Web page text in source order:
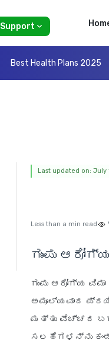
Support
Best Health Plans 2025
Last updated on: July
Less than a min read
ಗುಂಪು
ಗುಂಪು ಆರೋಗ್ಯ
ಅಮೂಲ್ಯವಾದ
ಮತ್ತು ವೆಚ್ಚದ
ಸಲಹೆಗಳನ್ನು